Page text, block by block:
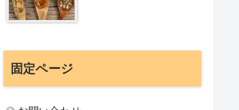
固定ページ